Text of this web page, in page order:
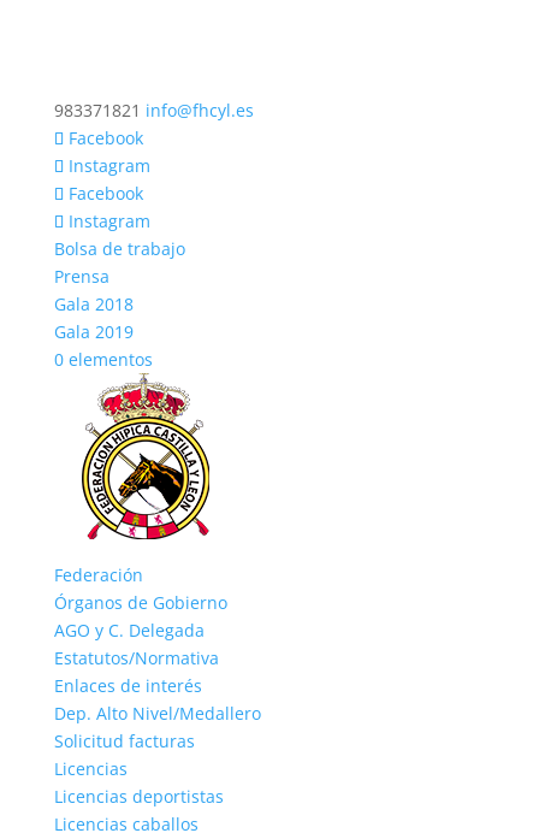
983371821 info@fhcyl.es
Facebook
Instagram
Facebook
Instagram
Bolsa de trabajo
Prensa
Gala 2018
Gala 2019
0 elementos
Federación
Órganos de Gobierno
AGO y C. Delegada
Estatutos/Normativa
Enlaces de interés
Dep. Alto Nivel/Medallero
Solicitud facturas
Licencias
Licencias deportistas
Licencias caballos